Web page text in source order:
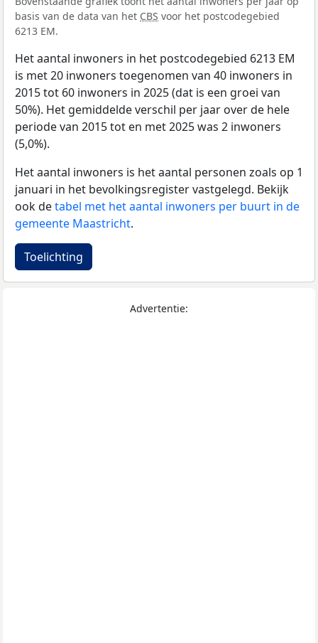
basis van de data van het CBS voor het postcodegebied
6213 EM.
Het aantal inwoners in het postcodegebied 6213 EM
is met 20 inwoners toegenomen van 40 inwoners in
2015 tot 60 inwoners in 2025 (dat is een groei van
50%). Het gemiddelde verschil per jaar over de hele
periode van 2015 tot en met 2025 was 2 inwoners
(5,0%).
Het aantal inwoners is het aantal personen zoals op 1
januari in het bevolkingsregister vastgelegd. Bekijk
ook detabel met het aantal inwoners per buurt in de
gemeente Maastricht.
Toelichting
Advertentie: